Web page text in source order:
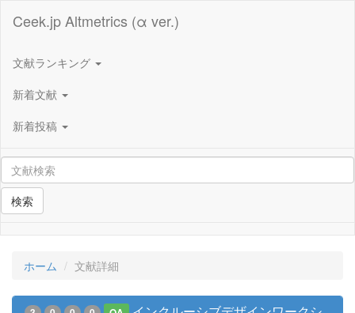
Ceek.jp Altmetrics (α ver.)
文献ランキング
新着文献
新着投稿
検索
ホーム 文献詳細